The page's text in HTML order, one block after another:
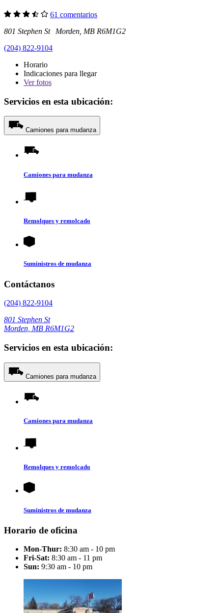
61 comentarios
801 Stephen St Morden, MB R6M1G2
(204) 822-9104
Horario
Indicaciones para llegar
Verfotos
Servicios en esta ubicación:
Camiones para mudanza
Camiones para mudanza
Remolques y remolcado
Suministros de mudanza
Contáctanos
(204) 822-9104
801 Stephen St
Morden, MB R6M1G2
Servicios en esta ubicación:
Camiones para mudanza
Camiones para mudanza
Remolques y remolcado
Suministros de mudanza
Horario de oficina
Mon-Thur: 8:30 am - 10 pm
Fri-Sat: 8:30 am - 11 pm
Sun: 9:30 am - 10 pm